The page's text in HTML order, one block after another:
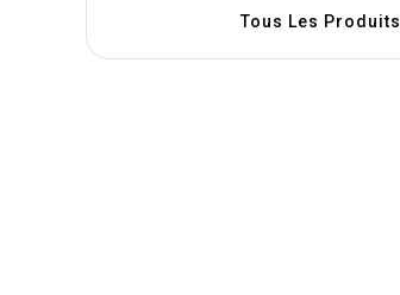
Tous Les Produits